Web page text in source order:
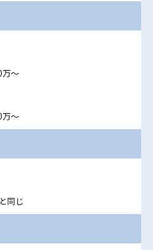
～
～
同じ